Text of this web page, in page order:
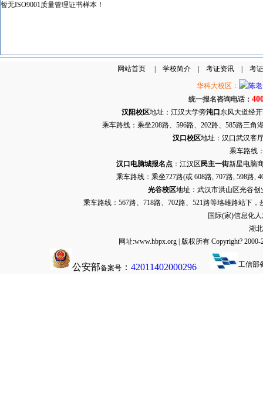
暂无ISO9001质量管理证书样本！
网站首页| 学校简介| 考证资讯| 考
华科大校区：
统一报名咨询电话：
汉阳校区地址：江汉大学旁沌口 东风大道经
乘车路线：乘坐208路、596路、202路、585路三
汉口校区地址：汉口武汉客
乘车路线
汉口电脑城报名点：江汉区 民主一街新星电脑
乘车路线：乘坐727路(或 608路, 707路, 598路,
光谷校区地址：武汉市洪山区光谷创
乘车路线：567路、718路、702路、521路等珞雄路站下
国际(家)信息化
湖
网址:www.hbpx.org | 版权所有 Copyright?
公安部备案号 ： 42011402000296 工信部